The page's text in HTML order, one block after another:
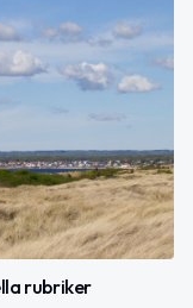
rubriker